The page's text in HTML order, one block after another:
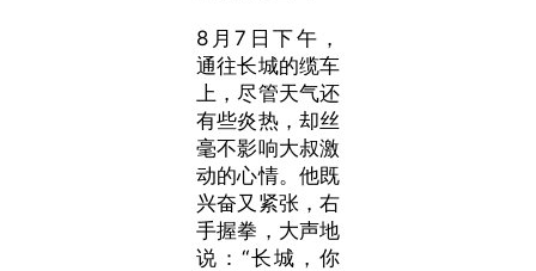
8月7日下午，
通往长城的缆车
上，尽管天气还
有些炎热，却丝
毫不影响大叔激
动的心情。他既
兴奋又紧张，右
手握拳，大声地
说：“长城，你